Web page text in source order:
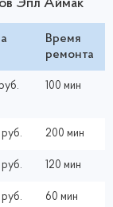
Эпл Аймак
Время
ремонта
100 мин
200 мин
120 мин
60 мин